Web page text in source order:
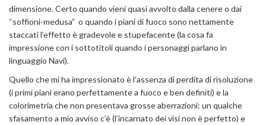
dimensione. Certo quando vieni quasi avvolto dalla cenere o dai
“soffioni-medusa” o quando i piani di fuoco sono nettamente
staccati l’effetto è gradevole e stupefacente (la cosa fa
impressione con i sottotitoli quando i personaggi parlano in
linguaggio Navi).
Quello che mi ha impressionato è l’assenza di perdita di risoluzione
(i primi piani erano perfettamente a fuoco e ben definiti) e la
colorimetria che non presentava grosse aberrazioni: un qualche
sfasamento a mio avviso c’è (l’incarnato dei visi non è perfetto) e